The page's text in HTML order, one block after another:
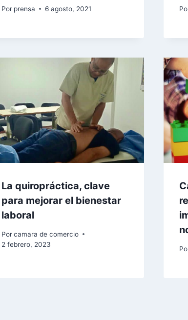
Por prensa 6 agosto, 2021
La quiropráctica, clave
para mejorar el bienestar
laboral
Por camara de comercio
2 febrero, 2023